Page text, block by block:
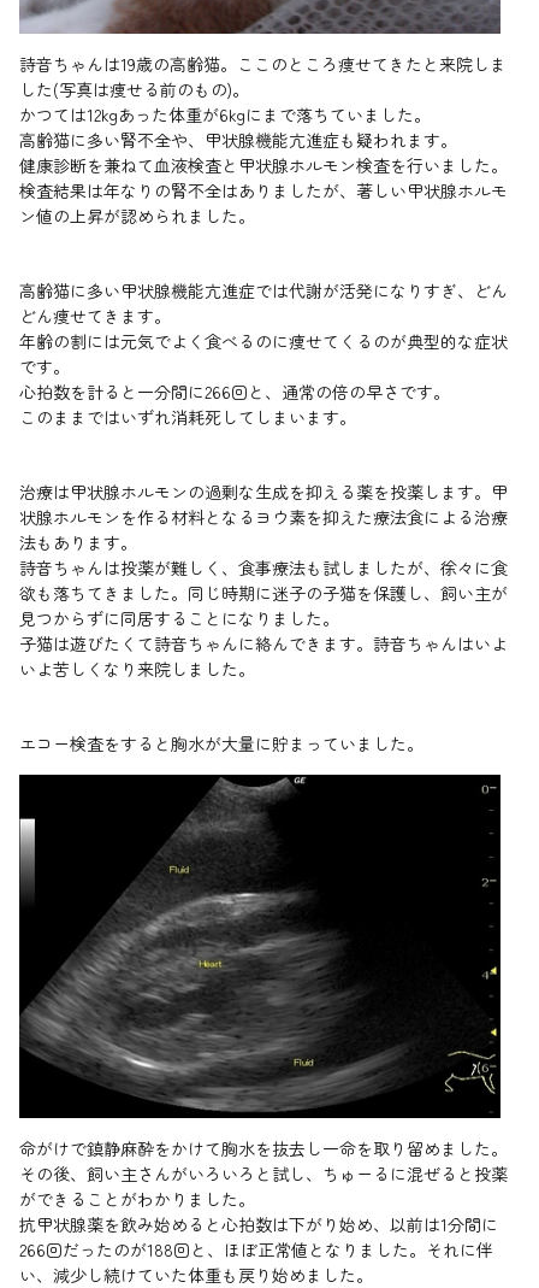
詩音ちゃんは19歳の高齢猫。ここのところ痩せてきたと来院しま
した(写真は痩せる前のもの)。
かつては12kgあった体重が6kgにまで落ちていました。
高齢猫に多い腎不全や、甲状腺機能亢進症も疑われます。
健康診断を兼ねて血液検査と甲状腺ホルモン検査を行いました。
検査結果は年なりの腎不全はありましたが、著しい甲状腺ホルモ
ン値の上昇が認められました。
高齢猫に多い甲状腺機能亢進症では代謝が活発になりすぎ、どん
どん痩せてきます。
年齢の割には元気でよく食べるのに痩せてくるのが典型的な症状
です。
心拍数を計ると一分間に266回と、通常の倍の早さです。
このままではいずれ消耗死してしまいます。
治療は甲状腺ホルモンの過剰な生成を抑える薬を投薬します。甲
状腺ホルモンを作る材料となるヨウ素を抑えた療法食による治療
法もあります。
詩音ちゃんは投薬が難しく、食事療法も試しましたが、徐々に食
欲も落ちてきました。同じ時期に迷子の子猫を保護し、飼い主が
見つからずに同居することになりました。
子猫は遊びたくて詩音ちゃんに絡んできます。詩音ちゃんはいよ
いよ苦しくなり来院しました。
エコー検査をすると胸水が大量に貯まっていました。
命がけで鎮静麻酔をかけて胸水を抜去し一命を取り留めました。
その後、飼い主さんがいろいろと試し、ちゅーるに混ぜると投薬
ができることがわかりました。
抗甲状腺薬を飲み始めると心拍数は下がり始め、以前は1分間に
266回だったのが188回と、ほぼ正常値となりました。それに伴
い、減少し続けていた体重も戻り始めました。